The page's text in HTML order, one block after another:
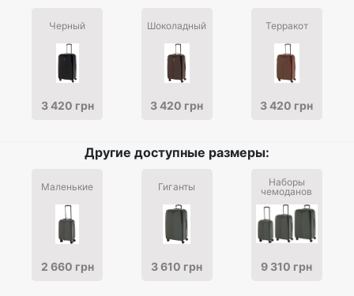
Черный
3 420 грн
Шоколадный
3 420 грн
Терракот
3 420 грн
Другие доступные размеры:
Маленькие
2 660 грн
Гиганты
3 610 грн
Наборы
чемоданов
9 310 грн